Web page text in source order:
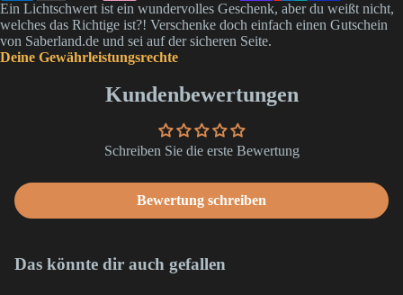
Ein Lichtschwert ist ein wundervolles Geschenk, aber du weißt nicht,
welches das Richtige ist?! Verschenke doch einfach einen Gutschein
von Saberland.de und sei auf der sicheren Seite.
Deine Gewährleistungsrechte
Kundenbewertungen
Schreiben Sie die erste Bewertung
Bewertung schreiben
Das könnte dir auch gefallen